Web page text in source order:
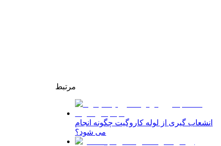
مرتبط
انشعاب گیری از لوله کاروگیت چگونه انجام
می شود؟